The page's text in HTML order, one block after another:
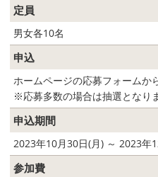
定員
男女各10名
申込
ホームページの応募フォームか
※応募多数の場合は抽選となり
申込期間
2023年10月30日(月) ～ 2023年
参加費